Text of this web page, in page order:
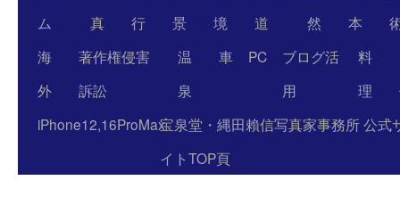
ム
真
行
景
境
道
然
本
海
外
著作権侵害
訴訟
温
泉
車 PC
ブログ活
用
料
理
iPhone12,16ProMax宝泉堂・縄田賴信写真家事務所 公式
イトTOP頁